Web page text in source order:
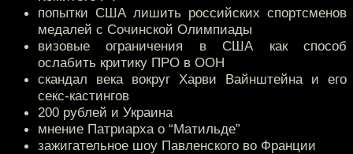
попытки США лишить российских спортсменов
медалей с Сочинской Олимпиады
визовые ограничения в США как способ
ослабить критику ПРО в ООН
скандал века вокруг Харви Вайнштейна и его
секс-кастингов
200 рублей и Украина
мнение Патриарха о “Матильде”
зажигательное шоу Павленского во Франции